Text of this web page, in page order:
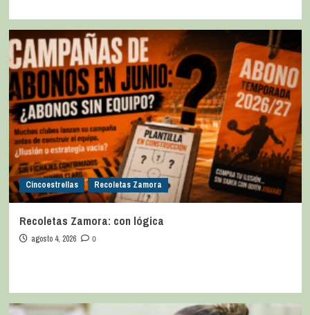
Cincoestrellas Recoletas Zamora
Recoletas Zamora: con lógica
agosto 4, 2026 0